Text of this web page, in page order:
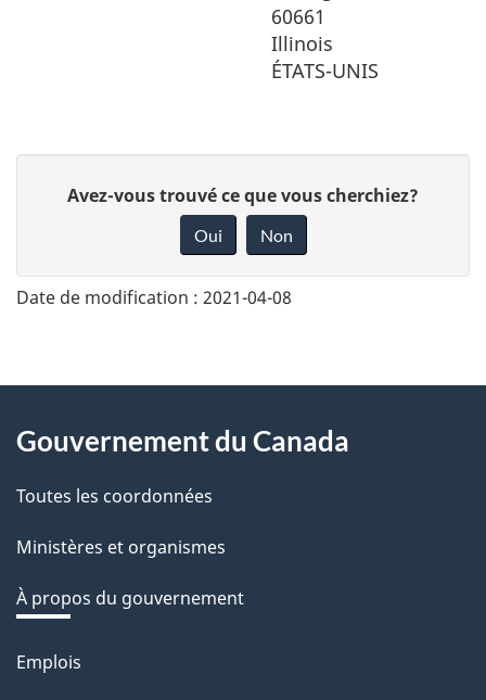
60661
Illinois
ÉTATS-UNIS
n
v
o
t
r
r
é
t
r
Avez-vous trouvé ce que vous cherchiez?
Oui Non
Date de modification : 2021-04-08
About
this
site
Gouvernement du Canada
Toutes les coordonnées
Ministères et organismes
À propos du gouvernement
Thèmes
Emplois